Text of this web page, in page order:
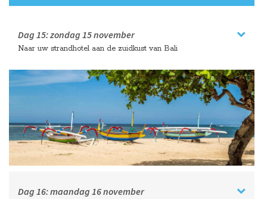
Dag 15:zondag 15 november
Naar uw strandhotel aan de zuidkust van Bali
Dag 16:maandag 16 november